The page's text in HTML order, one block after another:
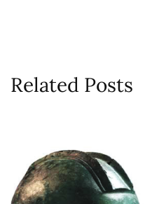
Related Posts